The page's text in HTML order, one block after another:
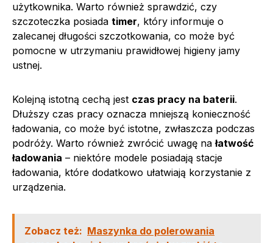
użytkownika. Warto również sprawdzić, czy
szczoteczka posiada timer, który informuje o
zalecanej długości szczotkowania, co może być
pomocne w utrzymaniu prawidłowej higieny jamy
ustnej.
Kolejną istotną cechą jest czas pracy na baterii.
Dłuższy czas pracy oznacza mniejszą konieczność
ładowania, co może być istotne, zwłaszcza podczas
podróży. Warto również zwrócić uwagę nałatwość
ładowania – niektóre modele posiadają stacje
ładowania, które dodatkowo ułatwiają korzystanie z
urządzenia.
Zobacz też: Maszynka do polerowania